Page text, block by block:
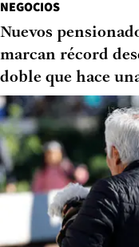
NEGOCIOS
Nuevos
marcan récord
doble que hace